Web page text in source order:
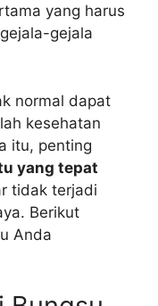
yang harus
gejala
normal dapat
kesehatan
itu, penting
yang tepat
tidak terjadi
Berikut
Anda